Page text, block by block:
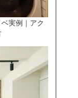
実例｜アク